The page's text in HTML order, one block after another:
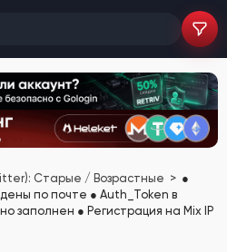
Старые / Возрастные
●
по почте ● Auth_Token в
заполнен ● Регистрация на Mix IP